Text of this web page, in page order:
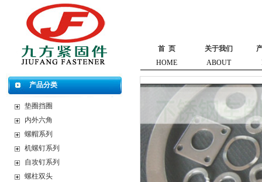
首 页 关于我们
HOME
ABOUT
产品分类
垫圈挡圈
内外六角
螺帽系列
机螺钉系列
自攻钉系列
螺柱双头